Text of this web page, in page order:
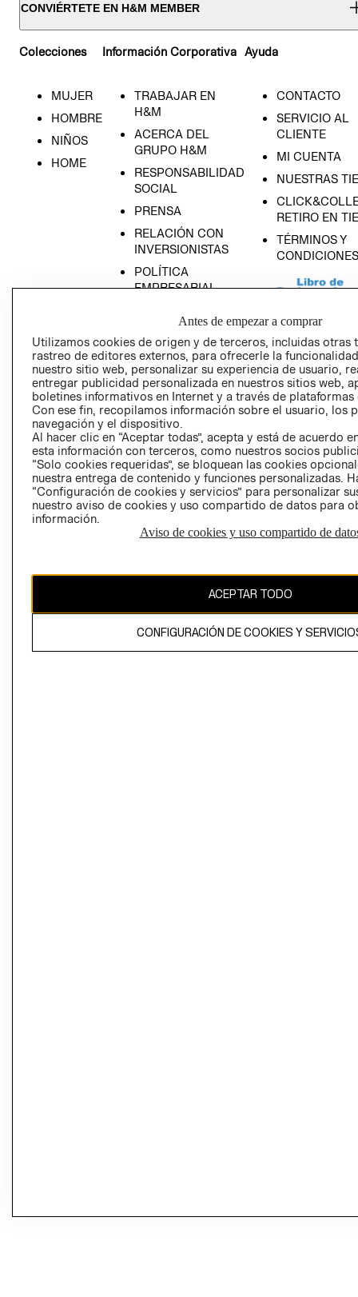
CONVIÉRTETE EN H&M MEMBER
Colecciones
MUJER
HOMBRE
NIÑOS
HOME
Información Corporativa
TRABAJAR EN
H&M
ACERCA DEL
GRUPO H&M
RESPONSABILIDAD
SOCIAL
PRENSA
RELACIÓN CON
INVERSIONISTAS
POLÍTICA
EMPRESARIAL
Ayuda
CONTACTO
SERVICIO AL
CLIENTE
MI CUENTA
NUESTRAS
RETIRO EN
TÉRMINOS Y
CONDICIONES
AVISO DE
PRIVACIDAD
GIFT CARD
El contenido de esta página web está protegido por copyright y es
Antes de empezar a comprar
Utilizamos cookies de origen y de terceros, incluidas otras
rastreo de editores externos, para ofrecerle la
nuestro sitio web, personalizar su experiencia de usuario,
entregar publicidad personalizada en nuestros sitios web,
boletines informativos en Internet y a través de plataformas
Con ese fin, recopilamos información sobre el usuario, los
navegación y el dispositivo.
Al hacer clic en “Aceptar todas”, acepta y está de acuerdo
esta información con terceros, como nuestros socios
“Solo cookies requeridas”, se bloquean las cookies
nuestra entrega de contenido y funciones personalizadas.
“Configuración de cookies y servicios” para personalizar
nuestro aviso de cookies y uso compartido de datos para
información.
Aviso de cookies y uso compartido de
ACEPTAR TODO
CONFIGURACIÓN DE COOKIES Y